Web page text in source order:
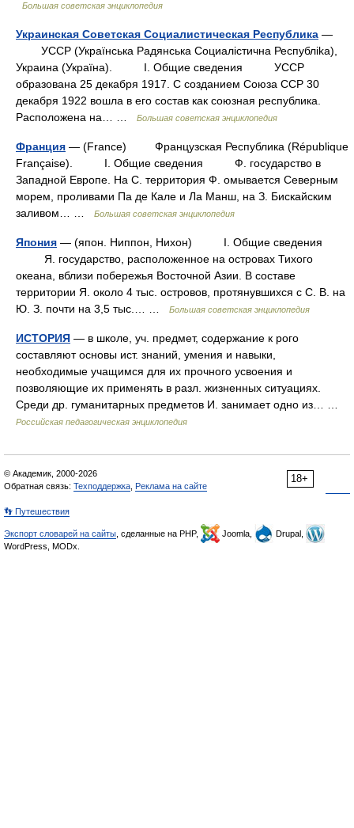
Большая советская энциклопедия
Украинская Советская Социалистическая Республика —
УССР (Украïнська Радянська Социалicтична Республika),
Украина (Украïна). I. Общие сведения УССР
образована 25 декабря 1917. С созданием Союза ССР 30
декабря 1922 вошла в его состав как союзная республика.
Расположена на… …
Большая советская энциклопедия
Франция — (France) Французская Республика (République
Française). I. Общие сведения Ф. государство в
Западной Европе. На С. территория Ф. омывается Северным
морем, проливами Па де Кале и Ла Манш, на З. Бискайским
заливом… …
Большая советская энциклопедия
Япония — (япон. Ниппон, Нихон) I. Общие сведения
Я. государство, расположенное на островах Тихого
океана, вблизи побережья Восточной Азии. В составе
территории Я. около 4 тыс. островов, протянувшихся с С. В. на
Ю. З. почти на 3,5 тыс.… …
Большая советская энциклопедия
ИСТОРИЯ — в школе, уч. предмет, содержание к рого
составляют основы ист. знаний, умения и навыки,
необходимые учащимся для их прочного усвоения и
позволяющие их применять в разл. жизненных ситуациях.
Среди др. гуманитарных предметов И. занимает одно из… …
Российская педагогическая энциклопедия
18+
© Академик, 2000-2026
Обратная связь: Техподдержка Реклама на сайте
👣 Путешествия
Экспорт словарей на сайты , сделанные на PHP, Joomla,
Drupal,
WordPress, MODx.